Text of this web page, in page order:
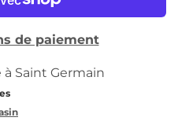
de paiement
à Saint Germain